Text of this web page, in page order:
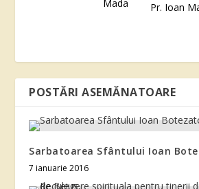
Pr. Ioan
POSTĂRI ASEMĂNATOARE
Sarbatoarea Sfântului Ioan
7 ianuarie 2016